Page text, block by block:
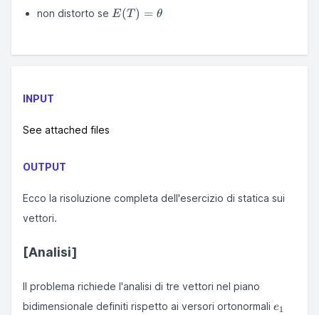
non distorto se E(T)=\theta
E(T ) = θ
INPUT
See attached files
OUTPUT
Ecco la risoluzione completa dell'esercizio di statica sui
vettori.
[Analisi]
Il problema richiede l'analisi di tre vettori nel piano
bidimensionale definiti rispetto ai versori ortonormali e_1
e1